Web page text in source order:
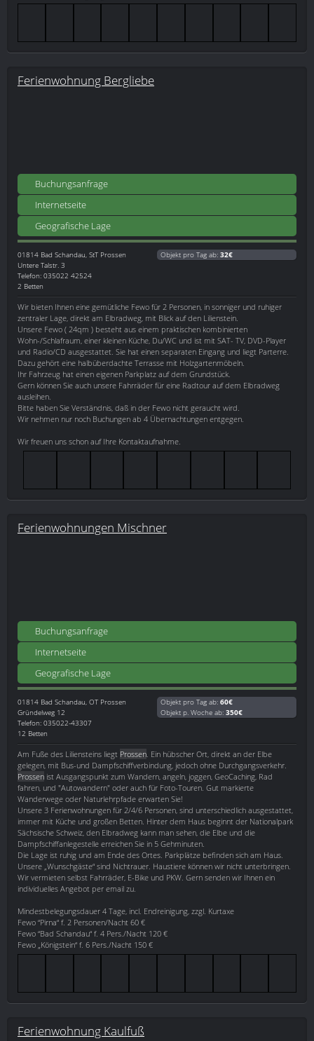
Ferienwohnung Bergliebe
Buchungsanfrage
Internetseite
Geografische Lage
01814 Bad Schandau, StT Prossen
Untere Talstr. 3
Telefon: 035022 42524
2 Betten
Objekt pro Tag ab: 32€
Wir bieten Ihnen eine gemütliche Fewo für 2 Personen, in sonniger und ruhiger
zentraler Lage, direkt am Elbradweg, mit Blick auf den Lilienstein.
Unsere Fewo ( 24qm ) besteht aus einem praktischen kombinierten
Wohn-/Schlafraum, einer kleinen Küche, Du/WC und ist mit SAT- TV, DVD-Player
und Radio/CD ausgestattet. Sie hat einen separaten Eingang und liegt Parterre.
Dazu gehört eine halbüberdachte Terrasse mit Holzgartenmöbeln.
Ihr Fahrzeug hat einen eigenen Parkplatz auf dem Grundstück.
Gern können Sie auch unsere Fahrräder für eine Radtour auf dem Elbradweg
ausleihen.
Bitte haben Sie Verständnis, daß in der Fewo nicht geraucht wird.
Wir nehmen nur noch Buchungen ab 4 Übernachtungen entgegen.
Wir freuen uns schon auf Ihre Kontaktaufnahme.
Ferienwohnungen Mischner
Buchungsanfrage
Internetseite
Geografische Lage
01814 Bad Schandau, OT Prossen
Gründelweg 12
Telefon: 035022-43307
12 Betten
Objekt pro Tag ab: 60€
Objekt p. Woche ab: 350€
Am Fuße des Liliensteins liegt Prossen . Ein hübscher Ort, direkt an der Elbe
gelegen, mit Bus-und Dampfschiffverbindung, jedoch ohne Durchgangsverkehr.
Prossen ist Ausgangspunkt zum Wandern, angeln, joggen, GeoCaching, Rad
fahren, und "Autowandern" oder auch für Foto-Touren. Gut markierte
Wanderwege oder Naturlehrpfade erwarten Sie!
Unsere 3 Ferienwohnungen für 2/4/6 Personen, sind unterschiedlich ausgestattet,
immer mit Küche und großen Betten. Hinter dem Haus beginnt der Nationalpark
Sächsische Schweiz, den Elbradweg kann man sehen, die Elbe und die
Dampfschiffanlegestelle erreichen Sie in 5 Gehminuten.
Die Lage ist ruhig und am Ende des Ortes. Parkplätze befinden sich am Haus.
Unsere „Wunschgäste“ sind Nichtrauer. Haustiere können wir nicht unterbringen.
Wir vermieten selbst Fahrräder, E-Bike und PKW. Gern senden wir Ihnen ein
individuelles Angebot per email zu.
Mindestbelegungsdauer 4 Tage, incl. Endreinigung, zzgl. Kurtaxe
Fewo “Pirna“ f. 2 Personen/Nacht 60 €
Fewo “Bad Schandau“ f. 4 Pers./Nacht 120 €
Fewo „Königstein“ f. 6 Pers./Nacht 150 €
Ferienwohnung Kaulfuß